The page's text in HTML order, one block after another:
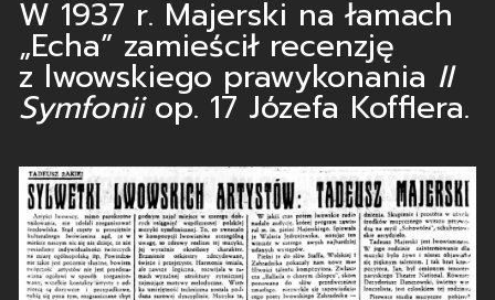
W 1937 r. Majerski na łamach
„Echa” zamieścił recenzję
z lwowskiego prawykonania II
Symfoniiop. 17 Józefa Kofflera.